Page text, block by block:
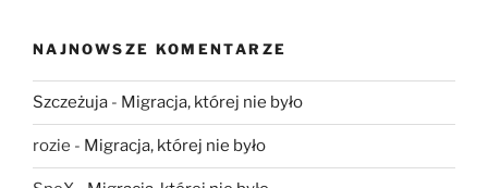
NAJNOWSZE KOMENTARZE
Szczeżuja - Migracja, której nie było
rozie - Migracja, której nie było